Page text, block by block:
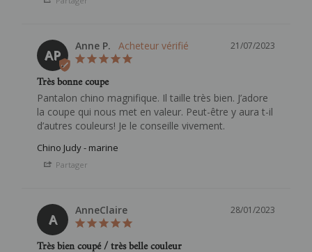
AP
21/07/2023
Anne P.
Très bonne coupe
Pantalon chino magnifique. Il taille très bien. J’adore
la coupe qui nous met en valeur. Peut-être y aura t-il
Chino Judy - marine
Partager
A
28/01/2023
AnneClaire
Très bien coupé / très belle couleur